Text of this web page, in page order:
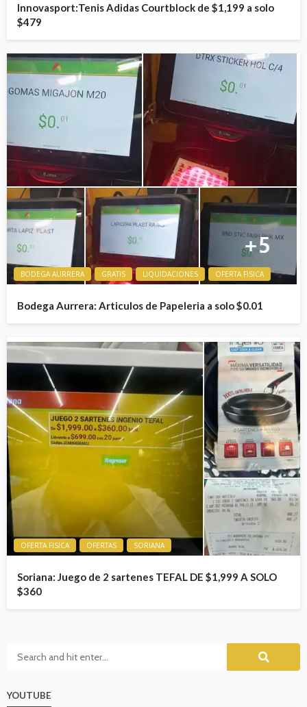
Innovasport:Tenis Adidas Courtblock de $1,199 a solo
$479
BODEGA AURRERA GRATIS LIQUIDACIONES OFERTA FISICA
Bodega Aurrera: Articulos de Papeleria a solo $0.01
OFERTA FISICA OFERTAS SORIANA
Soriana: Juego de 2 sartenes TEFAL DE $1,999 A SOLO
$360
YOUTUBE